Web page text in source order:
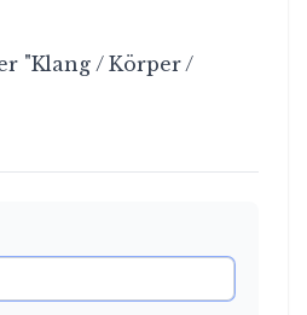
"Klang / Körper /